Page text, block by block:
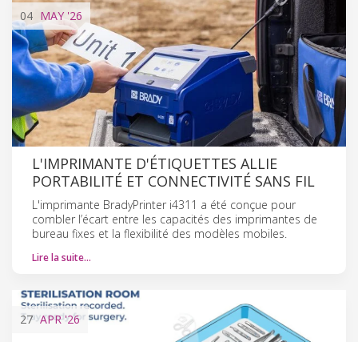
04 MAY'26
L'IMPRIMANTE D'ÉTIQUETTES ALLIE
PORTABILITÉ ET CONNECTIVITÉ SANS FIL
L'imprimante BradyPrinter i4311 a été conçue pour
combler l’écart entre les capacités des imprimantes de
bureau fixes et la flexibilité des modèles mobiles.
Lire la suite…
27 APR'26